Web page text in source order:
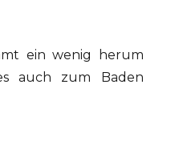
ein wenig herum
auch zum Baden